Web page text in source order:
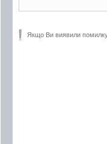
Якщо Ви виявили